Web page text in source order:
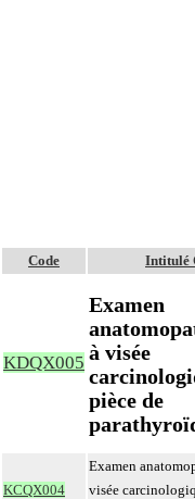
Code Intitulé
KDQX005
Examen
à visée
pièce de
KCQX004
Examen
visée